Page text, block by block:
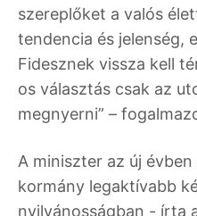
szereplőket a valós
tendencia és jelenség,
Fidesznek vissza kell
os választás csak az
megnyerni” –
A miniszter az új
kormány legaktívabb
nyilvánosságban - írta